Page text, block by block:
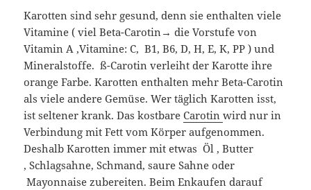
Karotten sind sehr gesund, denn sie enthalten viele
Vitamine ( viel Beta-Carotin→ die Vorstufe von
Vitamin A ,Vitamine: C, B1, B6, D, H, E, K, PP ) und
Mineralstoffe. ß-Carotin verleiht der Karotte ihre
orange Farbe. Karotten enthalten mehr Beta-Carotin
als viele andere Gemüse. Wer täglich Karotten isst,
ist seltener krank. Das kostbareCarotinwird nur in
Verbindung mit Fett vom Körper aufgenommen.
Deshalb Karotten immer mit etwas Öl , Butter
, Schlagsahne, Schmand, saure Sahne oder
Mayonnaise zubereiten. Beim Enkaufen darauf